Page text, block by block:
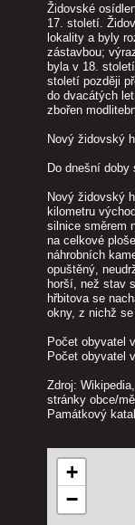
Židovské
17. století.
lokality a byly
zástavbou;
byla v 18.
století později
do dvacátých
zbořen
Nový židovský
Do dnešní doby
Nový židovský
kilometru
silnice směrem
na celkové
náhrobních
opuštěný,
horší, než stav
hřbitova se
okny, z nichž
Počet obyvatel
Počet obyvatel
Zdroj:
stránky obce/
Památkový
+
−